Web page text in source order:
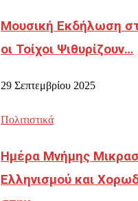
Μουσική Εκδήλωση
οι Τοίχοι Ψιθυρίζουν…
29 Σεπτεμβρίου 2025
Πολιτιστικά
Ημέρα Μνήμης
Ελληνισμού και